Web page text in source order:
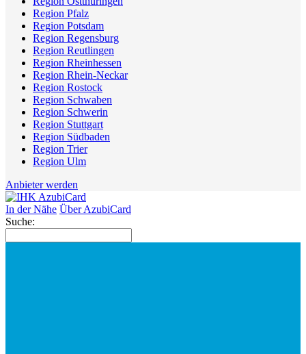
Region Pfalz
Region Potsdam
Region Regensburg
Region Reutlingen
Region Rheinhessen
Region Rhein-Neckar
Region Rostock
Region Schwaben
Region Schwerin
Region Stuttgart
Region Südbaden
Region Trier
Region Ulm
Anbieter werden
In der Nähe Über AzubiCard
Suche: